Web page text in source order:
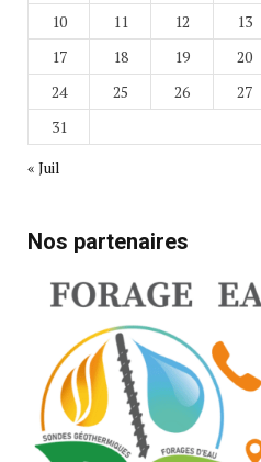
10
11 12 13
17
18 19 20
24
25 26 27
31
« Juil
Nos partenaires